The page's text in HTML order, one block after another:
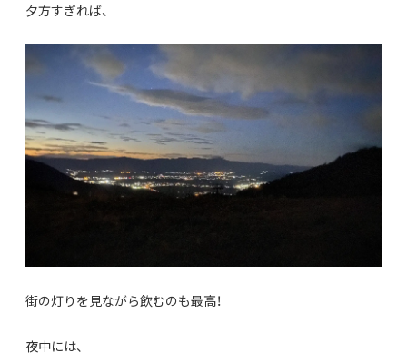
夕方すぎれば、
街の灯りを見ながら飲むのも最高！
夜中には、